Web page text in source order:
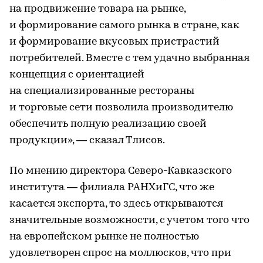
на продвижение товара на рынке,
и формирование самого рынка в стране, как
и формирование вкусовых пристрастий
потребителей. Вместе с тем удачно выбранная
концепция с ориентацией
на специализированные рестораны
и торговые сети позволила производителю
обеспечить полную реализацию своей
продукции», — сказал Тлисов.
По мнению директора Северо-Кавказского
института — филиала РАНХиГС, что же
касается экспорта, то здесь открываются
значительные возможности, с учетом того что
на европейском рынке не полностью
удовлетворен спрос на моллюсков, что при